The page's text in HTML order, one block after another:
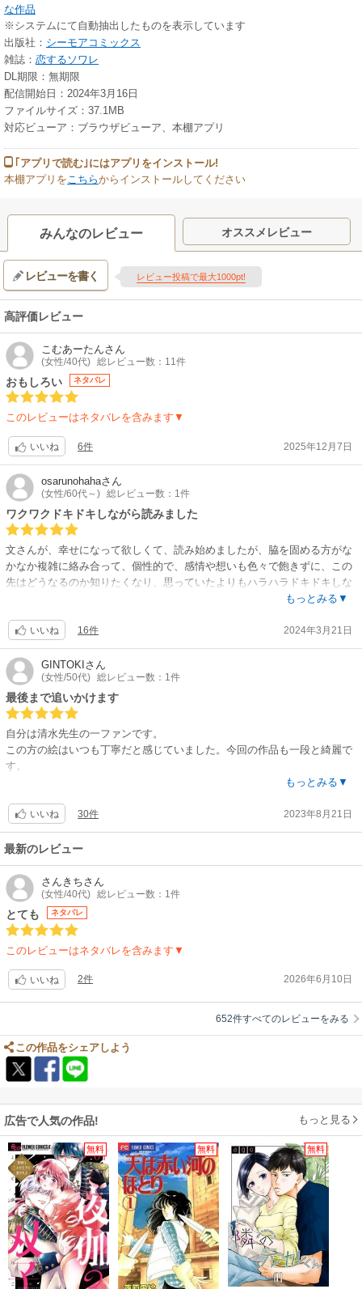
な作品
※システムにて自動抽出したものを表示しています
出版社： シーモアコミックス
雑誌： 恋するソワレ
DL期限：無期限
配信開始日：2024年3月16日
ファイルサイズ：37.1MB
対応ビューア：ブラウザビューア、本棚アプリ
｢アプリで読む｣にはアプリをインストール!
本棚アプリを こちらからインストールしてください
みんなのレビュー オススメレビュー
レビューを書く レビュー投稿で最大1000pt!
高評価レビュー
こむあーたんさん
(女性/40代) 総レビュー数：11件
おもしろい ネタバレ
このレビューはネタバレを含みます▼
いいね 6件 2025年12月7日
osarunohahaさん
(女性/60代～) 総レビュー数：1件
ワクワクドキドキしながら読みました
文さんが、幸せになって欲しくて、読み始めましたが、脇を固める方がな
かなか複雑に絡み合って、個性的で、感情や想いも色々で飽きずに、この
先はどうなるのか知りたくなり、思っていたよりもハラハラドキドキしな
がら読んでいます。誰かを恨んで幸せになる事はないと思うのですが、も
いました。どうか、ここに描かれたキャラクターの方が、幸せになってく
れたらいいと思ってしまいます。漫画は、綺麗事を貫いて高らかに歌って
貰いたいです。虐げられたヒロインが、周りを変化させ幸せになっていく
ストーリーは、たくさんあるのです、なぜか似たようなスチュエーション
でも面白いです。絵は少し表情が固く乏しい感じがありますが、文さんの
幸せになる姿を楽しみにしています。
もっとみる▼
いいね 16件 2024年3月21日
GINTOKI さん
(女性/50代) 総レビュー数：1件
最後まで追いかけます
自分は清水先生の一ファンです。
この方の絵はいつも丁寧だと感じていました。今回の作品も一段と綺麗で
す。
内容は、他の方が言っているように、設定としては似ているのかもしれま
この作品にはこの作品の良いものが沢山詰まっていると思います。
例えば、野球にしてもサッカーにしても、同じスポーツ物でも、違う作品
だったら読みます。世の中には戦闘物も沢山ありますが、面白そうだった
ら読みます。
「〇〇と同じだ」とわざわざ否定する事は違うかなぁと思うので、自分は
この作品が、絵も設定も大好物なので最後まで読みたいと思いました。
ある意味「特別」が好きです。
なので、今後も楽しみにしています。
頑張って下さい。
もっとみる▼
いいね 30件 2023年8月21日
最新のレビュー
さんきちさん
(女性/40代) 総レビュー数：1件
とても ネタバレ
このレビューはネタバレを含みます▼
いいね 2件 2026年6月10日
652件すべてのレビューをみる
この作品をシェアしよう
広告で人気の作品! もっと見る
無料 無料 無料